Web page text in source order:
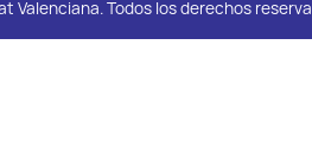
Valenciana. Todos los derechos